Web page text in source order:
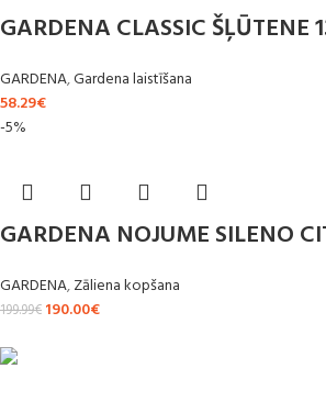
GARDENA CLASSIC ŠĻŪTENE
GARDENA,Gardena laistīšana
58.29€
-5%
GARDENA NOJUME SILENO
GARDENA,Zāliena kopšana
199.99€ 190.00€